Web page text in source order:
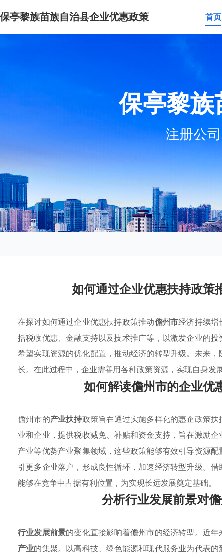
保亭黎族苗族自治县企业优惠政策 首页
保亭黎
注册公
如何通过企业优惠扶持政策
在探讨如何通过企业优惠扶持政策推动儋州市经济持续增
括税收优惠、金融支持以及技术推广等，以激发企业的
希望实现资源的优化配置，推动经济的转型升级。未来
长。在此过程中，企业需善用各种政策资源，实现自身发
如何解读儋州市的企业优
儋州市的产业扶持政策旨在通过实施多样化的惠企政策
业和企业，提供税收减免、补贴和资金支持，旨在激励
产业等优势产业聚集领域，这些政策能够有效引导资源
引更多企业落户，形成良性循环，加速经济转型升级。借
能够在竞争中占据有利位置，为实现长远发展奠定基础。
分析行业发展前景对
行业发展前景的变化直接影响着儋州市的经济转型。近
产业的集聚。以高科技、绿色能源和现代服务业为代表